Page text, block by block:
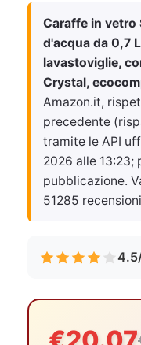
Caraffe in vetro
d'acqua da 0,7
lavastoviglie,
Crystal,
Amazon.it,
precedente
tramite le API
2026 alle 13:23;
pubblicazione.
51285